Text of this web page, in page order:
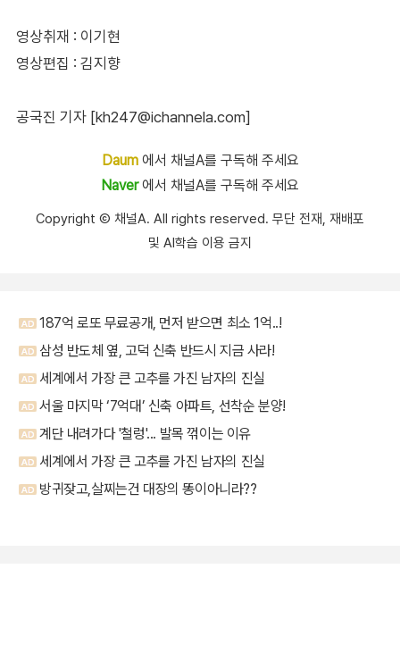
영상취재 : 이기현
영상편집 : 김지향
공국진 기자 [kh247@ichannela.com]
Daum에서 채널A를 구독해 주세요
Naver에서 채널A를 구독해 주세요
Copyright Ⓒ 채널A. All rights reserved. 무단 전재, 재배포
및 AI학습 이용 금지